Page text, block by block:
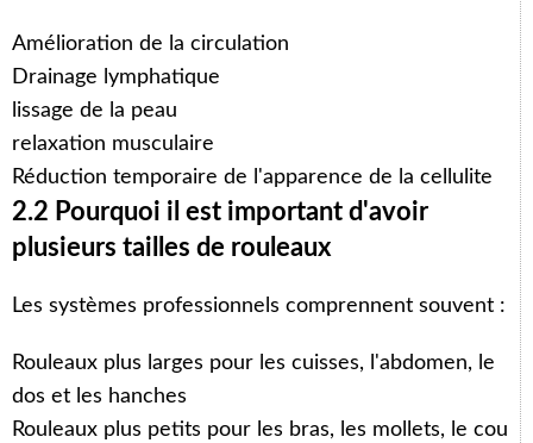
Amélioration de la circulation
Drainage lymphatique
lissage de la peau
relaxation musculaire
Réduction temporaire de l'apparence de la cellulite
2.2 Pourquoi il est important d'avoir
plusieurs tailles de rouleaux
Les systèmes professionnels comprennent souvent :
Rouleaux plus larges pour les cuisses, l'abdomen, le
dos et les hanches
Rouleaux plus petits pour les bras, les mollets, le cou